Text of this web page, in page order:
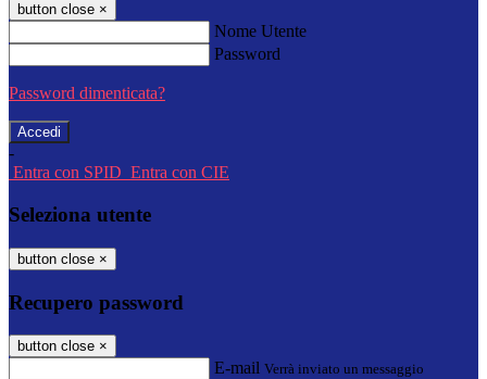
button close ×
Nome Utente
Password
Password dimenticata?
-
Entra con SPID Entra con CIE
Seleziona utente
button close ×
Recupero password
button close ×
E-mail Verrà inviato un messaggio